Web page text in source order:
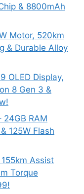
& 8800mAh
Motor, 520km
& Durable Alloy
OLED Display,
8 Gen 3 &
24GB RAM
125W Flash
Assist
Torque